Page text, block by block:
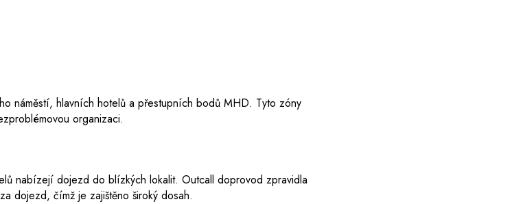
náměstí, hlavních hotelů a přestupních bodů MHD. Tyto zóny
organizaci.
nabízejí dojezd do blízkých lokalit. Outcall doprovod zpravidla
dojezd, čímž je zajištěno široký dosah.